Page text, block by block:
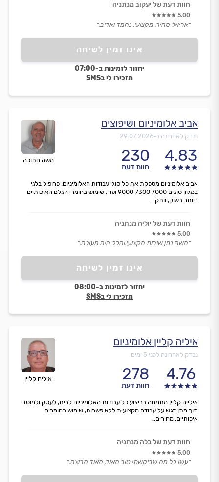
אינו זמין לשיחה
יחזור לזמינות ב-07:00
תזכירו לי בSMS
חוות דעת של יעקוב מנתניה
5.00
״אריאל מהיר, מקצועי, נחמד ואדיב.״
משה חתוכה
אביב אלומיניום ושיפוצים
נבדק לאחרונה ב-29.07.2026
4.83
230
חוות דעת
אינו זמין לשיחה
יחזור לזמינות ב-08:00
תזכירו לי בSMS
אביב אלומיניום מספקת את כל סוגי עבודות האלומיניום: פרופיל בלגי
במגוון סוגים 7000 7300 9000 ועוד. שימוש בחומרי הגלם האיכותיים
ביותר בשוק, וותק...
חוות דעת של יוליה מנתניה
5.00
״משה נתן שירות מקצועי.והכל היה מעולה.״
איליה קליין
איליה קליין אלומיניום
נבדק לאחרונה לפני 5 ימים
4.76
278
חוות דעת
אילייה קליין מתמחה בביצוע כל עבודות האלומיניום לבית, לעסק ולמוסדי
תוך מתן דגש על עבודה מקצועית ללא פשרות, שימוש בחומרים
איכותיים, מחירים...
חוות דעת של בלה מנתניה
5.00
״עשו כל מה שביקשתי טוב מאוד, מאוד מרוצה.״